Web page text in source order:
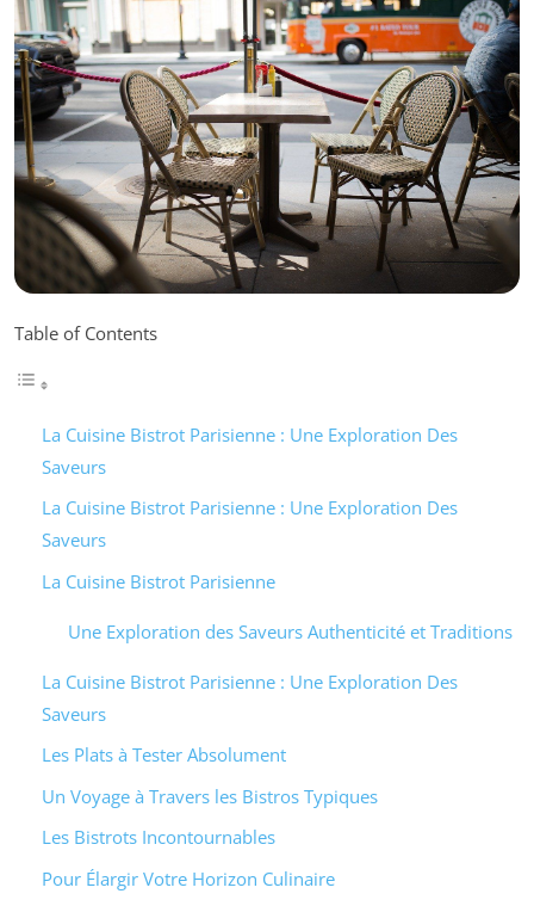
Table of Contents
La Cuisine Bistrot Parisienne : Une Exploration Des
Saveurs
La Cuisine Bistrot Parisienne : Une Exploration Des
Saveurs
La Cuisine Bistrot Parisienne
Une Exploration des Saveurs Authenticité et Traditions
La Cuisine Bistrot Parisienne : Une Exploration Des
Saveurs
Les Plats à Tester Absolument
Un Voyage à Travers les Bistros Typiques
Les Bistrots Incontournables
Pour Élargir Votre Horizon Culinaire